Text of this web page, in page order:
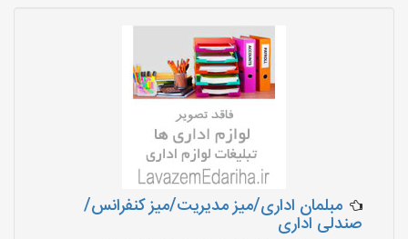
مبلمان اداری/میز مدیریت/میز کنفرانس/
صندلی اداری